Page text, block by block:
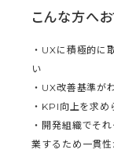
こんな方へ
・UXに積極的に
い
・UX改善基準が
・KPI向上を求
・開発組織でそ
業するため一貫